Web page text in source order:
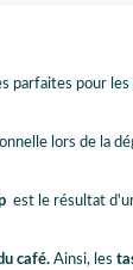
parfaites pour les
lors de la
est le résultat
café. Ainsi, les